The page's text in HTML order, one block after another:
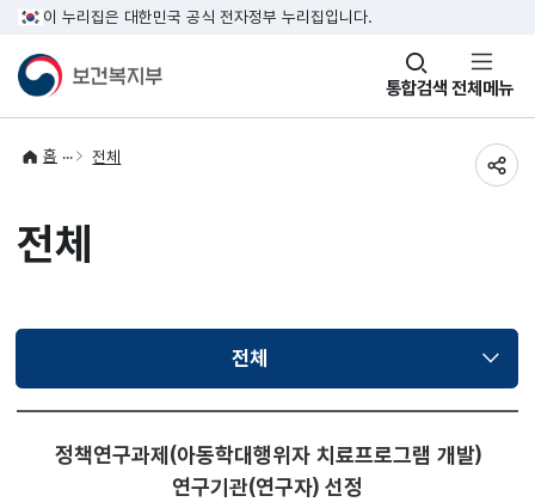
이 누리집은 대한민국 공식 전자정부 누리집입니다.
통합검색
창
열기 전체메뉴
홈 전체
전체
전체선택됨
정책연구과제(아동학대행위자 치료프로그램 개발)
연구기관(연구자) 선정